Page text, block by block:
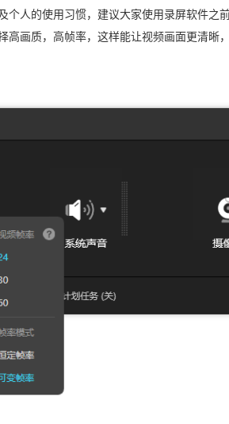
人的使用习惯，建议大家使用录屏软件之
高画质，高帧率，这样能让视频画面更清晰